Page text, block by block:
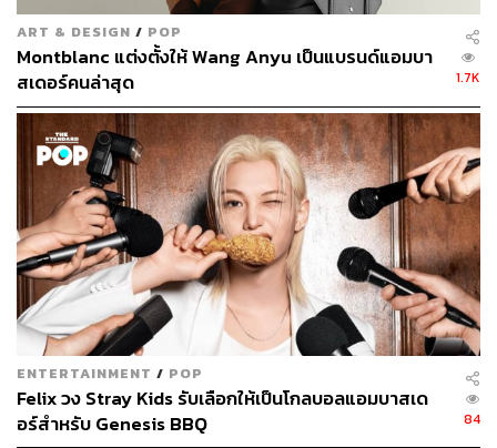
ART & DESIGN / POP
Montblanc แต่งตั้งให้ Wang Anyu เป็นแบรนด์แอมบา
สเดอร์คนล่าสุด
1.7K
ENTERTAINMENT / POP
Felix วง Stray Kids รับเลือกให้เป็นโกลบอลแอมบาสเด
อร์สำหรับ Genesis BBQ
84